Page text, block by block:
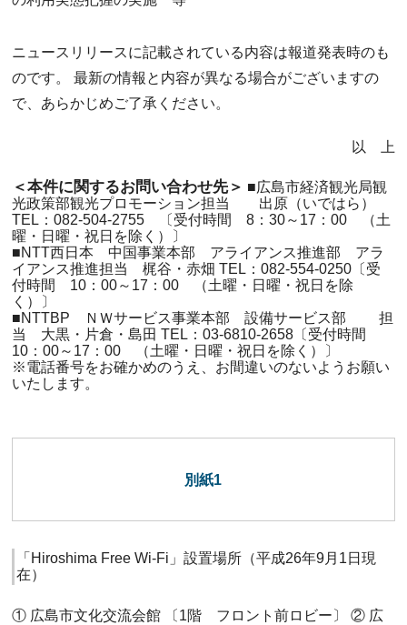
ニュースリリースに記載されている内容は報道発表時のも
のです。 最新の情報と内容が異なる場合がございますの
で、あらかじめご了承ください。
以 上
＜本件に関するお問い合わせ先＞ ■広島市経済観光局観
光政策部観光プロモーション担当 出原（いではら）
TEL：082-504-2755 〔受付時間 8：30～17：00 （土
曜・日曜・祝日を除く）〕
■NTT西日本 中国事業本部 アライアンス推進部 アラ
イアンス推進担当 梶谷・赤畑 TEL：082-554-0250〔受
付時間 10：00～17：00 （土曜・日曜・祝日を除
く）〕
■NTTBP ＮＷサービス事業本部 設備サービス部 担
当 大黒・片倉・島田 TEL：03-6810-2658〔受付時間
10：00～17：00 （土曜・日曜・祝日を除く）〕
※電話番号をお確かめのうえ、お間違いのないようお願い
いたします。
別紙1
「Hiroshima Free Wi-Fi」設置場所（平成26年9月1日現
在）
① 広島市文化交流会館 〔1階 フロント前ロビー〕 ② 広